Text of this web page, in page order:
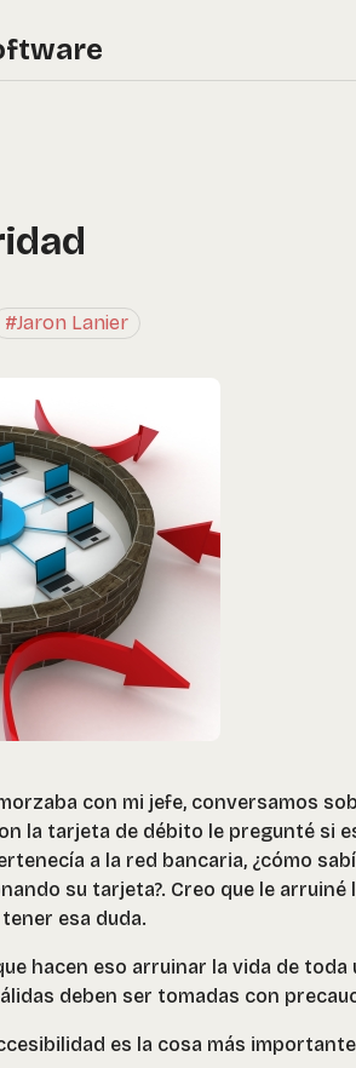
#Jaron Lanier
con mi jefe, conversamos
la tarjeta de débito le pregunté si
a la red bancaria, ¿cómo
su tarjeta?. Creo que le arruiné
esa duda.
hacen eso arruinar la vida de
deben ser tomadas con
es la cosa más